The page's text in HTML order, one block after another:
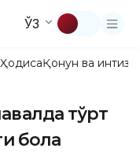
ЎЗ
ҲодисаҚонун ва
тўрт
бола